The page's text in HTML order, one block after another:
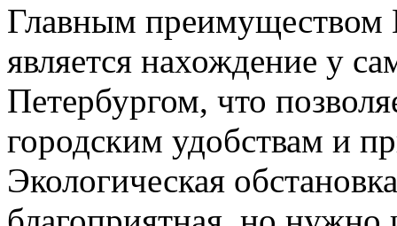
Главным
является нахождение у
Петербургом, что
городским удобствам и
Экологическая